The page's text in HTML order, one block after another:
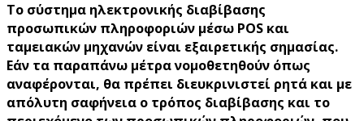
Το σύστημα ηλεκτρονικής διαβίβασης
προσωπικών πληροφοριών μέσω POS και
ταμειακών μηχανών είναι εξαιρετικής σημασίας.
Εάν τα παραπάνω μέτρα νομοθετηθούν όπως
αναφέρονται, θα πρέπει διευκρινιστεί ρητά και με
απόλυτη σαφήνεια ο τρόπος διαβίβασης και το